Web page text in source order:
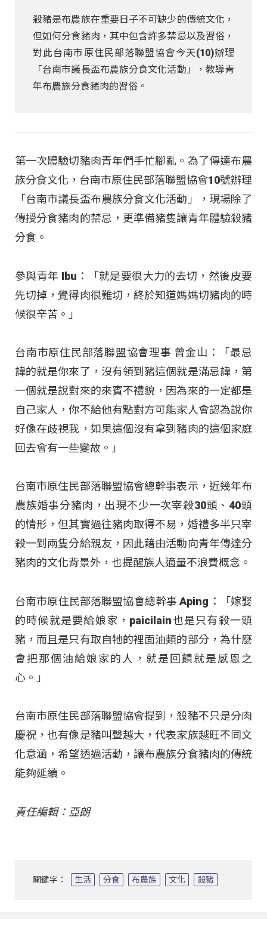
殺豬是布農族在重要日子不可缺少的傳統文化，
但如何分食豬肉，其中包含許多禁忌以及習俗，
對此台南市原住民部落聯盟協會今天(10)辦理
「台南市議長盃布農族分食文化活動」，教導青
年布農族分食豬肉的習俗。
第一次體驗切豬肉青年們手忙腳亂。為了傳達布農
族分食文化，台南市原住民部落聯盟協會10號辦理
「台南市議長盃布農族分食文化活動」，現場除了
傳授分食豬肉的禁忌，更準備豬隻讓青年體驗殺豬
分食。
參與青年 Ibu：「就是要很大力的去切，然後皮要
先切掉，覺得肉很難切，終於知道媽媽切豬肉的時
候很辛苦。」
台南市原住民部落聯盟協會理事 曾金山：「最忌
諱的就是你來了，沒有領到豬這個就是滿忌諱，第
一個就是說對來的來賓不禮貌，因為來的一定都是
自己家人，你不給他有點對方可能家人會認為說你
好像在歧視我，如果這個沒有拿到豬肉的這個家庭
回去會有一些變故。」
台南市原住民部落聯盟協會總幹事表示，近幾年布
農族婚事分豬肉，出現不少一次宰殺30頭、40頭
的情形，但其實過往豬肉取得不易，婚禮多半只宰
殺一到兩隻分給親友，因此藉由活動向青年傳達分
豬肉的文化背景外，也提醒族人適量不浪費概念。
台南市原住民部落聯盟協會總幹事 Aping：「嫁娶
的時候就是要給娘家，paicilain也是只有殺一頭
豬，而且是只有取自牠的裡面油類的部分，為什麼
會把那個油給娘家的人，就是回饋就是感恩之
心。」
台南市原住民部落聯盟協會提到，殺豬不只是分肉
慶祝，也有像是豬叫聲越大，代表家族越旺不同文
化意涵，希望透過活動，讓布農族分食豬肉的傳統
能夠延續。
責任編輯：亞朗
關鍵字： 生活 分食 布農族 文化 殺豬